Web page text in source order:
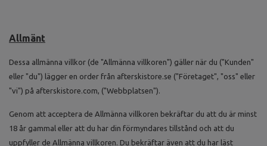
Allmänt
Dessa allmänna villkor (de "Allmänna villkoren") gäller när du ("Kunden"
eller "du") lägger en order från afterskistore.se ("Företaget", "oss" eller
"vi") på afterskistore.com, ("Webbplatsen").
Genom att acceptera de Allmänna villkoren bekräftar du att du är minst
18 år gammal eller att du har din förmyndares tillstånd och att du
uppfyller de Allmänna villkoren. Du bekräftar även att du har läst